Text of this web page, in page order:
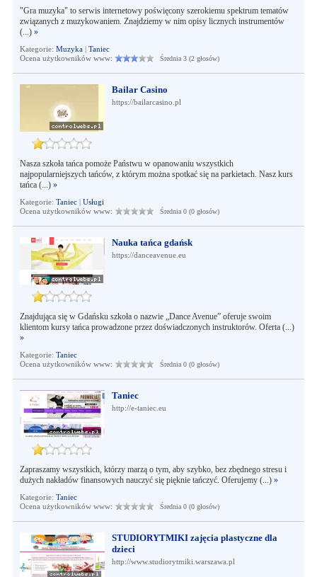
"Gra muzyka" to serwis internetowy poświęcony szerokiemu spektrum tematów
związanych z muzykowaniem. Znajdziemy w nim opisy licznych instrumentów
(...) »
Kategorie: Muzyka| Taniec
Ocena użytkowników www:
Średnia 3 (2 głosów)
Bailar Casino
https://bailarcasino.pl
Nasza szkoła tańca pomoże Państwu w opanowaniu wszystkich
najpopularniejszych tańców, z którym można spotkać się na parkietach. Nasz kurs
tańca (...) »
Kategorie: Taniec| Usługi
Ocena użytkowników www:
Średnia 0 (0 głosów)
Nauka tańca gdańsk
https://danceavenue.eu
Znajdująca się w Gdańsku szkoła o nazwie „Dance Avenue” oferuje swoim
klientom kursy tańca prowadzone przez doświadczonych instruktorów. Oferta (...)
»
Kategorie: Taniec
Ocena użytkowników www:
Średnia 0 (0 głosów)
Taniec
http://e-taniec.eu
Zapraszamy wszystkich, którzy marzą o tym, aby szybko, bez zbędnego stresu i
dużych nakładów finansowych nauczyć się pięknie tańczyć. Oferujemy (...) »
Kategorie: Taniec
Ocena użytkowników www:
Średnia 0 (0 głosów)
STUDIORYTMIKI zajęcia plastyczne dla
dzieci
http://www.studiorytmiki.warszawa.pl